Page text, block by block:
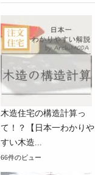
木造住宅の構造計算っ
て！？【日本一わかりや
すい木造...
66件のビュー